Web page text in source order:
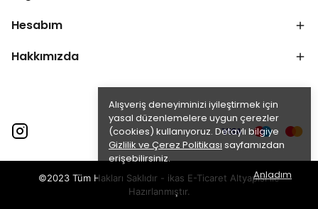
Alışveriş deneyiminizi iyileştirmek için
yasal düzenlemelere uygun çerezler
(cookies) kullanıyoruz. Detaylı bilgiye
Gizlilik ve Çerez Politikası sayfamızdan
erişebilirsiniz.
Anladım
Hesabım
Hakkımızda
©2023 Tüm Hakları Saklıdır - ikas E-Ticaret Altyapısı ile
Hazırlanmıştır.